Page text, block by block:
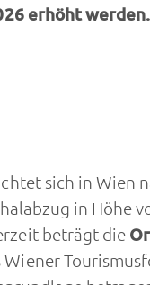
erhöht werden.
sich in Wien
in Höhe
beträgt die